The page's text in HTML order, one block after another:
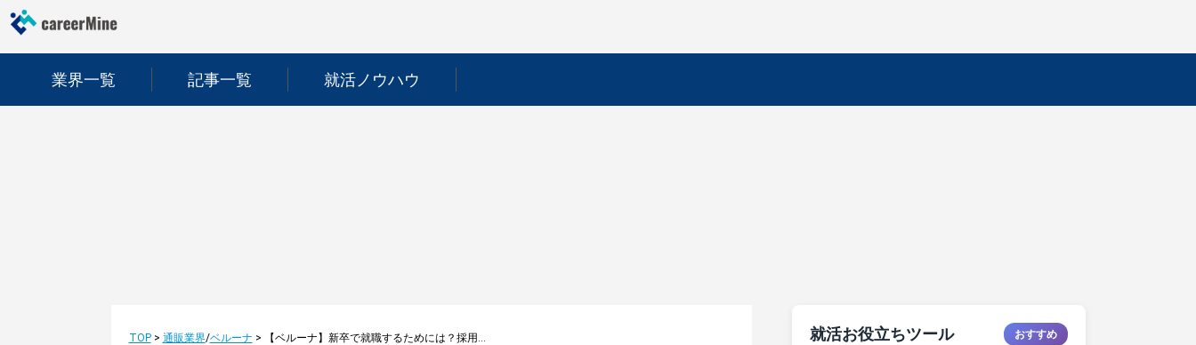
業界一覧 記事一覧 就活ノウハウ
TOP> 通販業界/ベルーナ > 【ベルーナ】新卒で就職するためには？採用フローや選考対策を徹底解説！ 就活お役立ちツール おすすめ